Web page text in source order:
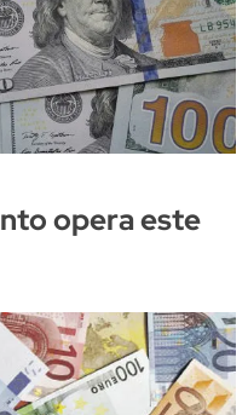
opera este